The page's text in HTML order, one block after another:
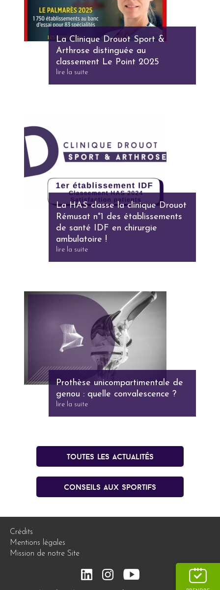
La Clinique Drouot Sport &
Arthrose distinguée au
classement Le Point 2025
lire la suite
La HAS classe la clinique Drouot
Rémusat n°1 des établissements
de santé IDF en chirurgie
ambulatoire !
lire la suite
Prothèse unicompartimentale de
genou : quelle convalescence ?
lire la suite
Toutes les actualités
conseils aux sportifs
Crédits
Mentions légales
Mission de notre Site